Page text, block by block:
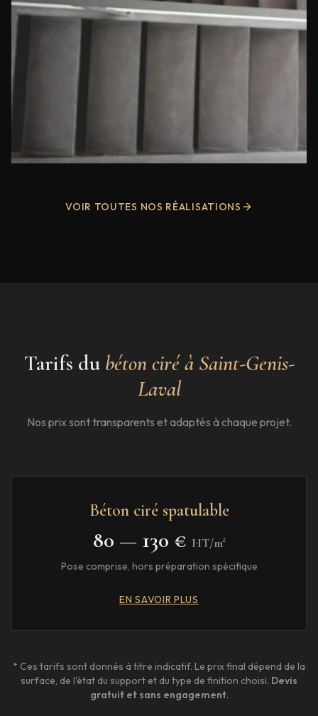
VOIR TOUTES NOS RÉALISATIONS
Tarifs du béton ciré à Saint-Genis-
Laval
Nos prix sont transparents et adaptés à chaque projet.
Béton ciré spatulable
80 — 130 € HT/m²
Pose comprise, hors préparation spécifique
EN SAVOIR PLUS
* Ces tarifs sont donnés à titre indicatif. Le prix final dépend de la
surface, de l'état du support et du type de finition choisi. Devis
gratuit et sans engagement.